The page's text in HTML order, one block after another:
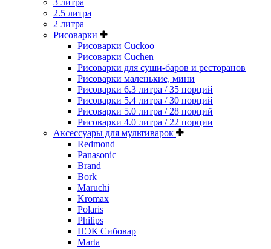
2.5 литра
2 литра
Рисоварки
Рисоварки Cuckoo
Рисоварки Cuchen
Рисоварки для суши-баров и ресторанов
Рисоварки маленькие, мини
Рисоварки 6.3 литра / 35 порций
Рисоварки 5.4 литра / 30 порций
Рисоварки 5.0 литра / 28 порций
Рисоварки 4.0 литра / 22 порции
Аксессуары для мультиварок
Redmond
Panasonic
Brand
Bork
Maruchi
Kromax
Polaris
Philips
НЭК Сибовар
Marta